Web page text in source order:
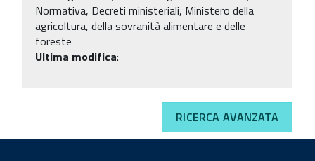
Normativa, Decreti ministeriali, Ministero della
agricoltura, della sovranità alimentare e delle
foreste
Ultima modifica:
RICERCA AVANZATA